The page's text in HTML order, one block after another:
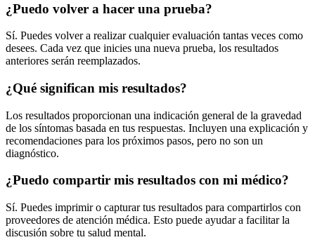
¿Puedo volver a hacer una prueba?
Sí. Puedes volver a realizar cualquier evaluación tantas veces como
desees. Cada vez que inicies una nueva prueba, los resultados
anteriores serán reemplazados.
¿Qué significan mis resultados?
Los resultados proporcionan una indicación general de la gravedad
de los síntomas basada en tus respuestas. Incluyen una explicación y
recomendaciones para los próximos pasos, pero no son un
diagnóstico.
¿Puedo compartir mis resultados con mi médico?
Sí. Puedes imprimir o capturar tus resultados para compartirlos con
proveedores de atención médica. Esto puede ayudar a facilitar la
discusión sobre tu salud mental.